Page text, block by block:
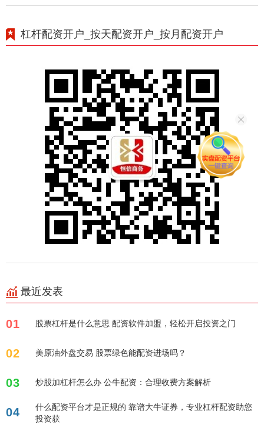
杠杆配资开户_按天配资开户_按月配资开户
最近发表
01 股票杠杆是什么意思 配资软件加盟，轻松开启投资之门
02 美原油外盘交易 股票绿色能配资进场吗？
03 炒股加杠杆怎么办 公牛配资：合理收费方案解析
04
什么配资平台才是正规的 靠谱大牛证券，专业杠杆配资助您
投资获